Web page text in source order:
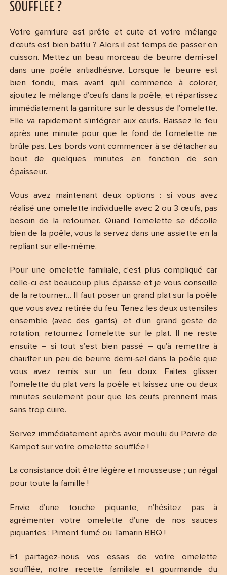
SOUFFLÉE ?
Votre garniture est prête et cuite et votre mélange
d’œufs est bien battu ? Alors il est temps de passer en
cuisson. Mettez un beau morceau de beurre demi-sel
dans une poêle antiadhésive. Lorsque le beurre est
bien fondu, mais avant qu’il commence à colorer,
ajoutez le mélange d’œufs dans la poêle, et répartissez
immédiatement la garniture sur le dessus de l’omelette.
Elle va rapidement s’intégrer aux œufs. Baissez le feu
après une minute pour que le fond de l’omelette ne
brûle pas. Les bords vont commencer à se détacher au
bout de quelques minutes en fonction de son
épaisseur.
Vous avez maintenant deux options : si vous avez
réalisé une omelette individuelle avec 2 ou 3 œufs, pas
besoin de la retourner. Quand l’omelette se décolle
bien de la poêle, vous la servez dans une assiette en la
repliant sur elle-même.
Pour une omelette familiale, c’est plus compliqué car
celle-ci est beaucoup plus épaisse et je vous conseille
de la retourner… Il faut poser un grand plat sur la poêle
que vous avez retirée du feu. Tenez les deux ustensiles
ensemble (avec des gants), et d’un grand geste de
rotation, retournez l’omelette sur le plat. Il ne reste
ensuite – si tout s’est bien passé – qu’à remettre à
chauffer un peu de beurre demi-sel dans la poêle que
vous avez remis sur un feu doux. Faites glisser
l’omelette du plat vers la poêle et laissez une ou deux
minutes seulement pour que les œufs prennent mais
sans trop cuire.
Servez immédiatement après avoir moulu du Poivre de
Kampot sur votre omelette soufflée !
La consistance doit être légère et mousseuse ; un régal
pour toute la famille !
Envie d’une touche piquante, n’hésitez pas à
agrémenter votre omelette d’une de nos sauces
piquantes : Piment fumé ou Tamarin BBQ !
Et partagez-nous vos essais de votre omelette
soufflée, notre recette familiale et gourmande du